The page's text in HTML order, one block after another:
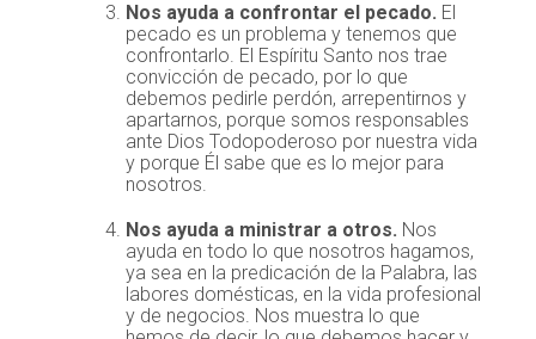
Nos ayuda a confrontar el pecado. El
pecado es un problema y tenemos que
confrontarlo. El Espíritu Santo nos trae
convicción de pecado, por lo que
debemos pedirle perdón, arrepentirnos y
apartarnos, porque somos responsables
ante Dios Todopoderoso por nuestra vida
y porque Él sabe que es lo mejor para
nosotros.
Nos ayuda a ministrar a otros. Nos
ayuda en todo lo que nosotros hagamos,
ya sea en la predicación de la Palabra, las
labores domésticas, en la vida profesional
y de negocios. Nos muestra lo que